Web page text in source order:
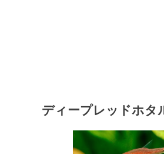
ディープレッドホタ